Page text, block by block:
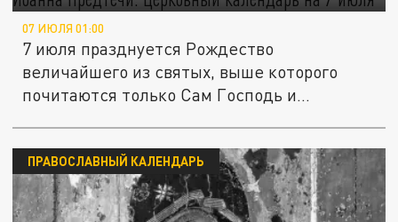
07 ИЮЛЯ 01:00
7 июля празднуется Рождество
величайшего из святых, выше которого
почитаются только Сам Господь и
ПРАВОСЛАВНЫЙ КАЛЕНДАРЬ